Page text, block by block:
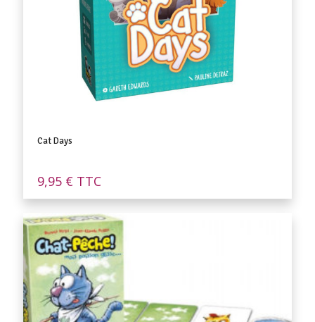
Cat Days
9,95 € TTC